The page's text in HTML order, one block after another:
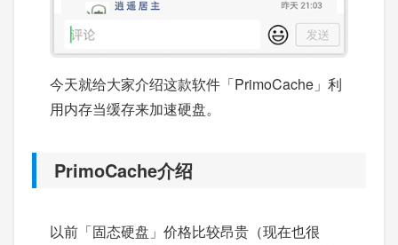
今天就给大家介绍这款软件「PrimoCache」利
用内存当缓存来加速硬盘。
PrimoCache介绍
以前「固态硬盘」价格比较昂贵（现在也很